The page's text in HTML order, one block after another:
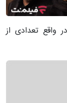
واقع تعدادی از